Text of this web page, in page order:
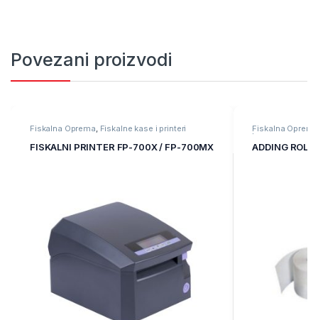
Povezani proizvodi
Fiskalna Oprema, Fiskalne kase i printeri
FISKALNI PRINTER FP-700X / FP-700MX
Fiskalna Oprema
kase
ADDING